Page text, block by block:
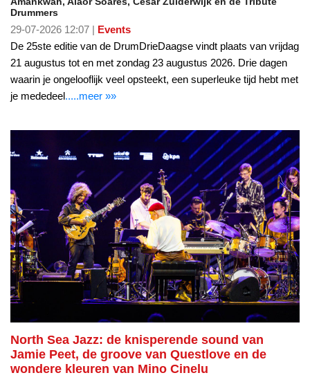
Drummers
29-07-2026 12:07 | Events
De 25ste editie van de DrumDrieDaagse vindt plaats van vrijdag
21 augustus tot en met zondag 23 augustus 2026. Drie dagen
waarin je ongelooflijk veel opsteekt, een superleuke tijd hebt met
je mededeel.....meer »»
North Sea Jazz: de knisperende sound van
Jamie Peet, de groove van Questlove en de
wondere kleuren van Mino Cinelu